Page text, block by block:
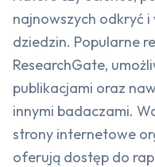
najnowszych odkryć
dziedzin. Popularne
ResearchGate,
publikacjami oraz
innymi badaczami.
strony internetowe
oferują dostęp do